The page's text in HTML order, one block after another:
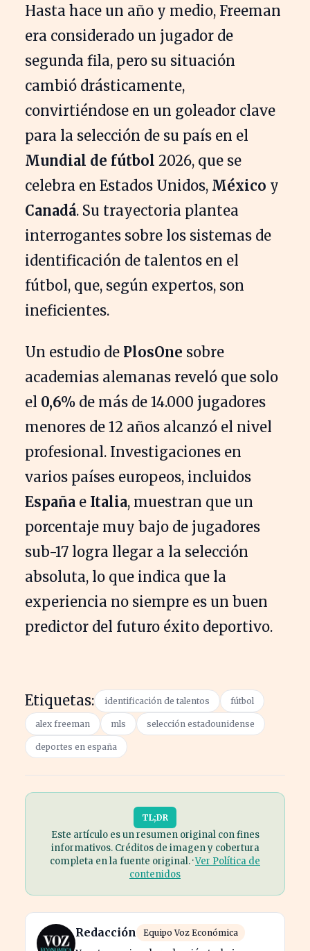
Hasta hace un año y medio, Freeman
era considerado un jugador de
segunda fila, pero su situación
cambió drásticamente,
convirtiéndose en un goleador clave
para la selección de su país en el
Mundial de fútbol 2026, que se
celebra en Estados Unidos, México y
Canadá. Su trayectoria plantea
interrogantes sobre los sistemas de
identificación de talentos en el
fútbol, que, según expertos, son
ineficientes.
Un estudio de PlosOne sobre
academias alemanas reveló que solo
el 0,6% de más de 14.000 jugadores
menores de 12 años alcanzó el nivel
profesional. Investigaciones en
varios países europeos, incluidos
España e Italia, muestran que un
porcentaje muy bajo de jugadores
sub-17 logra llegar a la selección
absoluta, lo que indica que la
experiencia no siempre es un buen
predictor del futuro éxito deportivo.
Etiquetas: identificación de talentos fútbol
alex freeman mls selección estadounidense
deportes en españa
TL;DR
Este artículo es un resumen original con fines
informativos. Créditos de imagen y cobertura
completa en la fuente original. ·Ver Política de
contenidos
Redacción Equipo Voz Económica